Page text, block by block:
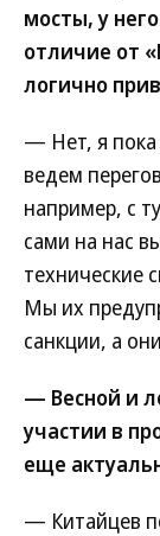
мосты, у
отличие от
логично
— Нет, я пока
ведем
например, с
сами на нас
технические
Мы их
санкции, а
— Весной и
участии в
еще
— Китайцев